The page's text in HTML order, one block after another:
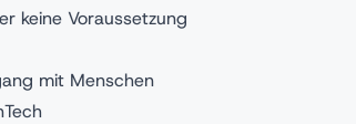
keine Voraussetzung
mit Menschen